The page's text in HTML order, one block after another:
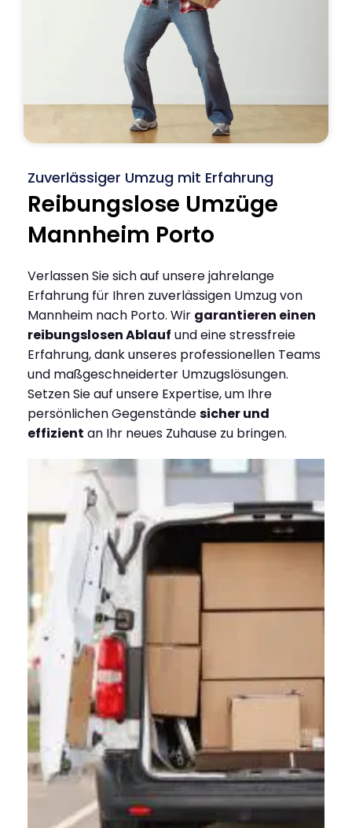
Zuverlässiger Umzug mit Erfahrung
Reibungslose Umzüge
Mannheim Porto
Verlassen Sie sich auf unsere jahrelange
Erfahrung für Ihren zuverlässigen Umzug von
Mannheim nach Porto. Wir garantieren einen
reibungslosen Ablauf und eine stressfreie
Erfahrung, dank unseres professionellen Teams
und maßgeschneiderter Umzugslösungen.
Setzen Sie auf unsere Expertise, um Ihre
persönlichen Gegenständesicher und
effizient an Ihr neues Zuhause zu bringen.